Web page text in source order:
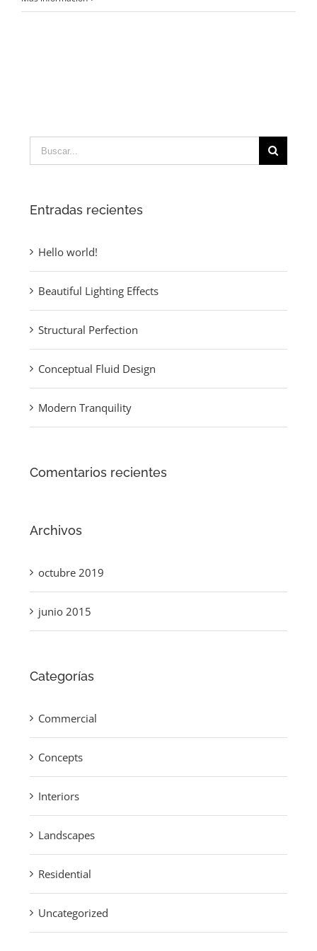
Buscar:
Entradas recientes
Hello world!
Beautiful Lighting Effects
Structural Perfection
Conceptual Fluid Design
Modern Tranquility
Comentarios recientes
Archivos
octubre 2019
junio 2015
Categorías
Commercial
Concepts
Interiors
Landscapes
Residential
Uncategorized